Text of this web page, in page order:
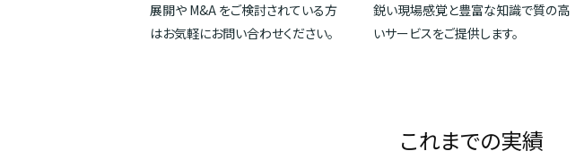
展開や M&A をご検討されている方
はお気軽にお問い合わせください。
鋭い現場感覚と豊富な知識で質の高
いサービスをご提供します。
これまでの実績